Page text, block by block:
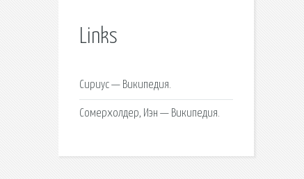
Links
Сириус — Википедия.
Сомерхолдер, Иэн — Википедия.